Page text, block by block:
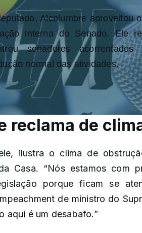
Alcolumbre aproveitou
interna do Senado. Ele
senadores
normal das atividades.
reclama de
ilustra o clima de
Casa. “Nós estamos com
porque ficam se
de ministro do
aqui é um desabafo.”